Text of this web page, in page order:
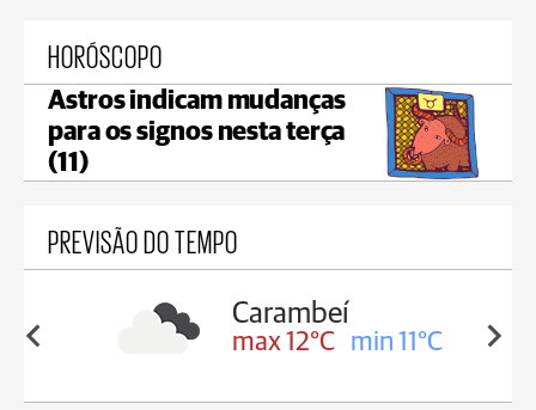
HORÓSCOPO
Astros indicam mudanças
para os signos nesta terça
(11)
PREVISÃO DO TEMPO
12°C
Carambeí
max 12°C min 11°C